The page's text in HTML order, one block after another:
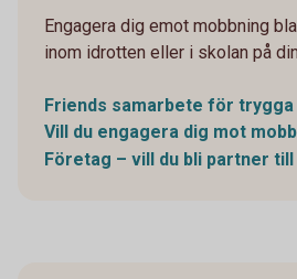
Engagera dig emot mobbning
inom idrotten eller i skolan på
Friends samarbete för trygga
Vill du engagera dig mot
Företag – vill du bli partner till